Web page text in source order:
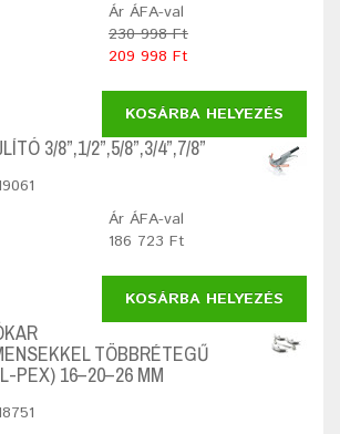
Ár ÁFA-val
230 998 Ft
209 998 Ft
KOSÁRBA HELYEZÉS
3/8”,1/2”,5/8”,3/4”,7/8”
Ár ÁFA-val
186 723 Ft
KOSÁRBA HELYEZÉS
TÖBBRÉTEGŰ
PEX) 16–20–26 MM